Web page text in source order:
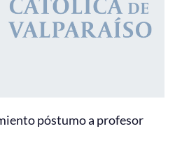
póstumo a profesor